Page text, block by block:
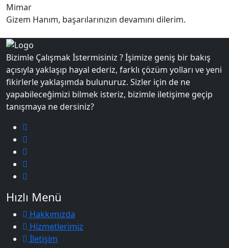
Mimar
Gizem Hanım, başarılarınızın devamını dilerim.
Bizimle Çalışmak İstermisiniz ? İşimize geniş bir bakış
açısıyla yaklaşıp hayal ederiz, farklı çözüm yolları ve yeni
fikirlerle yaklaşımda bulunuruz. Sizler için de ne
yapabileceğimizi bilmek isteriz, bizimle iletişime geçip
tanışmaya ne dersiniz?
Hızlı Menü
Hakkımızda
Hizmetlerimiz
İletişim